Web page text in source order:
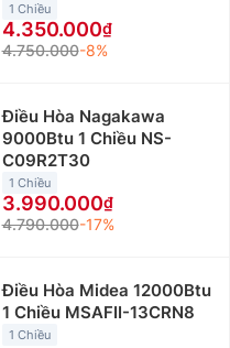
1 Chiều
4.350.000
4.750.000-8%
Điều Hòa Nagakawa
9000Btu 1 Chiều NS-
C09R2T30
1 Chiều
3.990.000
4.790.000-17%
Điều Hòa Midea 12000Btu
1 Chiều MSAFII-13CRN8
1 Chiều